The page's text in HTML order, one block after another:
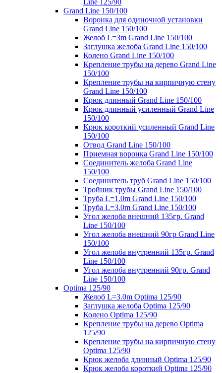
Line 125/90
Grand Line 150/100
Воронка для одиночной установки
Grand Line 150/100
Желоб L=3m Grand Line 150/100
Заглушка желоба Grand Line 150/100
Колено Grand Line 150/100
Крепление трубы на дерево Grand Line
150/100
Крепление трубы на кирпичную стену
Grand Line 150/100
Крюк длинный Grand Line 150/100
Крюк длинный усиленный Grand Line
150/100
Крюк короткий усиленный Grand Line
150/100
Отвод Grand Line 150/100
Приемная воронка Grand Line 150/100
Соединитель желоба Grand Line
150/100
Соединитель труб Grand Line 150/100
Тройник трубы Grand Line 150/100
Труба L=1.0m Grand Line 150/100
Труба L=3.0m Grand Line 150/100
Угол желоба внешний 135гр. Grand
Line 150/100
Угол желоба внешний 90гр Grand Line
150/100
Угол желоба внутренний 135гр. Grand
Line 150/100
Угол желоба внутренний 90гр. Grand
Line 150/100
Optima 125/90
Желоб L=3.0m Optima 125/90
Заглушка желоба Optima 125/90
Колено Optima 125/90
Крепление трубы на дерево Optima
125/90
Крепление трубы на кирпичную стену
Optima 125/90
Крюк желоба длинный Optima 125/90
Крюк желоба короткий Optima 125/90